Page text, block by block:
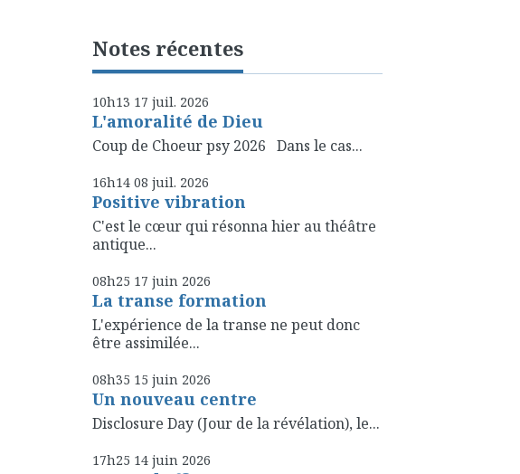
Notes récentes
10h13 17 juil. 2026
L'amoralité de Dieu
Coup de Choeur psy 2026 Dans le cas...
16h14 08 juil. 2026
Positive vibration
C'est le cœur qui résonna hier au théâtre
antique...
08h25 17 juin 2026
La transe formation
L'expérience de la transe ne peut donc
être assimilée...
08h35 15 juin 2026
Un nouveau centre
Disclosure Day (Jour de la révélation), le...
17h25 14 juin 2026